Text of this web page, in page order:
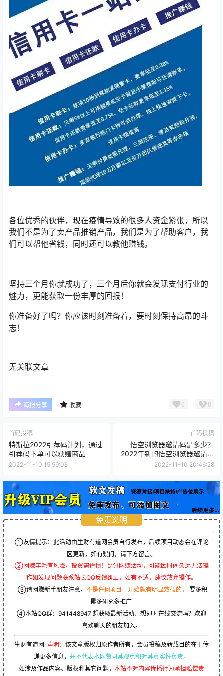
各位优秀的伙伴，现在疫情导致的很多人资金紧张，所以
我们不是为了卖产品推销产品，我们是为了帮助客户，我
们可以帮他省钱，同时还可以教他赚钱。
坚持三个月你就成功了，三个月后你就会发现支付行业的
魅力，更能获取一份丰厚的回报！
你准备好了吗？你应该时刻准备着，要时刻保持高昂的斗
志！
无关联文章
海报分享 收藏 0 0
首码投稿
特斯拉2022引荐码计划，通过
引荐码下单可以获赠商品
2022-11-10 15:59:05
首码投稿
悟空浏览器邀请码是多少？
2022年新的悟空浏览器邀请码
有哪些？
2022-11-10 20:46:28
免责说明
①友情提示：此活动由生财有道网会员自行发布，后续项目动态会在评论
区更新，如有疑问，请下方留言。
②网赚羊毛有风险，投资需谨慎！部分网赚活动，可能因时间久远无法操
作如发现问题联系站长QQ反馈纠正，如有不适，建议放弃操作。
③请网赚新手朋友注意， 不是任何项目一开始就有明显效益的，
要多积
累多研究多推广
④本站QQ群： 941448947 想获取最新活动、想即时在线交流吗？欢迎
喜欢聊天的朋友加入。
生财有道网-声明： 该文章版权归原作者所有，会员投稿及转载目的在于传
递更多信息， 并不代表本网赞同其观点和对其真实性负责。
如涉及作品内容、版权和其它问题， 本站不对内容传播行为承担赔偿责